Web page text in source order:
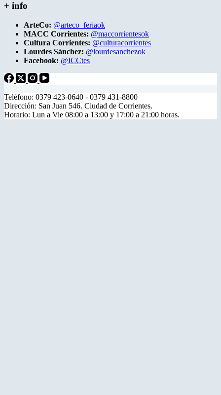
+ info
ArteCo: @arteco_feriaok
MACC Corrientes: @maccorrientesok
Cultura Corrientes: @culturacorrientes
Lourdes Sánchez: @lourdesanchezok
Facebook: @ICCtes
Teléfono: 0379 423-0640 - 0379 431-8800
Dirección: San Juan 546. Ciudad de Corrientes.
Horario: Lun a Vie 08:00 a 13:00 y 17:00 a 21:00 horas.